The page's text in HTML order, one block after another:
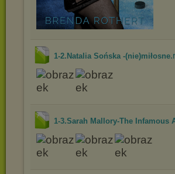
1-2.Natalia Sońska -(nie)miłosne
1-3.Sarah Mallory-The Infamous